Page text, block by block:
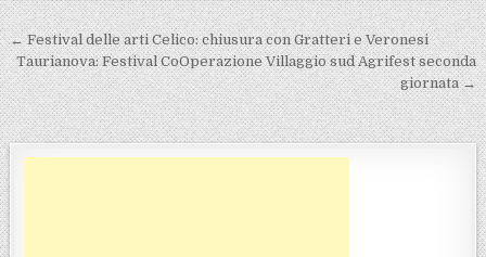
Navigazione articoli
← Festival delle arti Celico: chiusura con Gratteri e Veronesi
Taurianova: Festival CoOperazione Villaggio sud Agrifest seconda
giornata →